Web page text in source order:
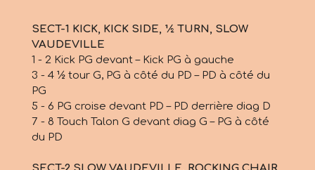
SECT-1 KICK, KICK SIDE, ½ TURN, SLOW
VAUDEVILLE
1 - 2 Kick PG devant – Kick PG à gauche
3 - 4 ½ tour G, PG à côté du PD – PD à côté du
PG
5 - 6 PG croise devant PD – PD derrière diag D
7 - 8 Touch Talon G devant diag G – PG à côté
du PD